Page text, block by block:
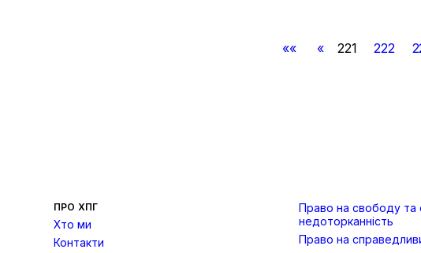
«« « 221 222
ПРО ХПГ
Хто ми
Контакти
Право на свободу та
недоторканність
Право на